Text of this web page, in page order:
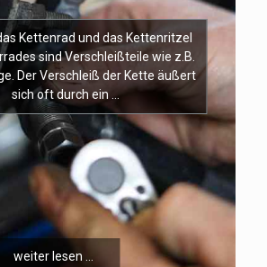
Kettenrad und das Kettenritzel
sind Verschleißteile wie z.B.
Der Verschleiß der Kette äußert
sich oft durch ein …
weiter lesen …